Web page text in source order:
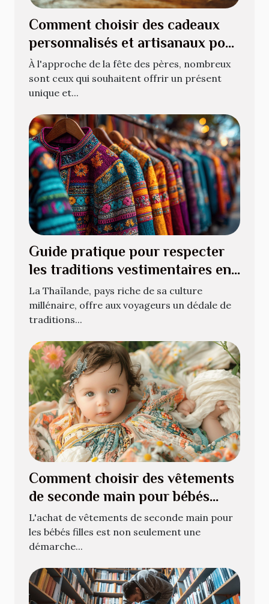
Comment choisir des cadeaux
personnalisés et artisanaux pour
la fête des pères
À l'approche de la fête des pères, nombreux
sont ceux qui souhaitent offrir un présent
unique et...
Guide pratique pour respecter
les traditions vestimentaires en
Thaïlande
La Thaïlande, pays riche de sa culture
millénaire, offre aux voyageurs un dédale de
traditions...
Comment choisir des vêtements
de seconde main pour bébés
filles
L'achat de vêtements de seconde main pour
les bébés filles est non seulement une
démarche...